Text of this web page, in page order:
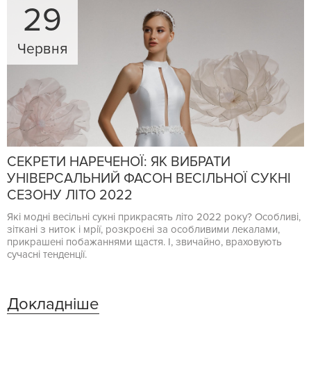
29
Червня
СЕКРЕТИ НАРЕЧЕНОЇ: ЯК ВИБРАТИ
УНІВЕРСАЛЬНИЙ ФАСОН ВЕСІЛЬНОЇ СУКНІ
СЕЗОНУ ЛІТО 2022
Які модні весільні сукні прикрасять літо 2022 року? Особливі,
зіткані з ниток і мрії, розкроєні за особливими лекалами,
прикрашені побажаннями щастя. І, звичайно, враховують
сучасні тенденції.
Докладніше